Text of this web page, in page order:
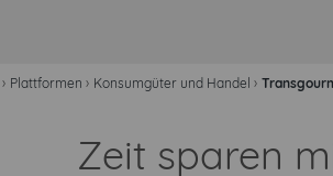
› Plattformen › Konsumgüter und Handel ›
Zeit sparen